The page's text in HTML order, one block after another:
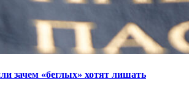
зачем «беглых» хотят лишать